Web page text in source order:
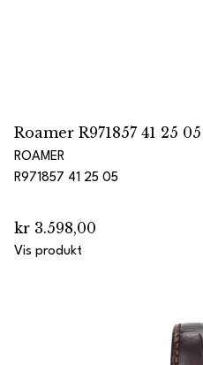
Roamer R971857 41 25 05
ROAMER
R971857 41 25 05
kr 3.598,00
Vis produkt